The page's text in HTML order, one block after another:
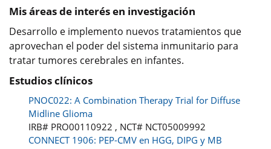
Mis áreas de interés en investigación
Desarrollo e implemento nuevos tratamientos que
aprovechan el poder del sistema inmunitario para
tratar tumores cerebrales en infantes.
Estudios clínicos
PNOC022: A Combination Therapy Trial for Diffuse
Midline Glioma
IRB# PRO00110922 , NCT# NCT05009992
CONNECT 1906: PEP-CMV en HGG, DIPG y MB